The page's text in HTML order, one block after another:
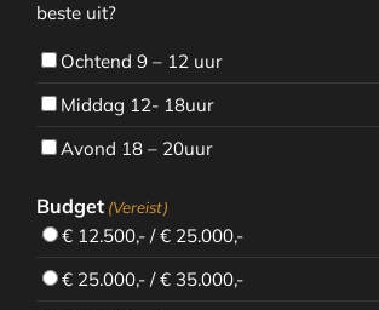
beste uit?
Ochtend 9 – 12 uur
Middag 12- 18uur
Avond 18 – 20uur
Budget (Vereist)
€ 12.500,- / € 25.000,-
€ 25.000,- / € 35.000,-